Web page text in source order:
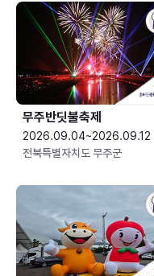
무주반딧불축제
2026.09.04~2026.09.12
전북특별자치도 무주군